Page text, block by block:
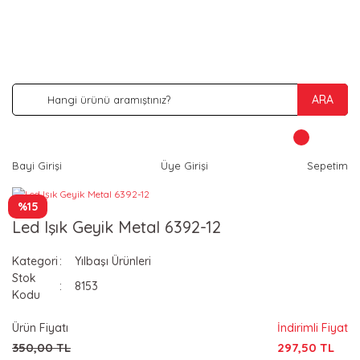
ARA
Bayi Girişi Üye Girişi Sepetim
%15
Led Işık Geyik Metal 6392-12
Kategori
Yılbaşı Ürünleri
Stok
Kodu
8153
Ürün Fiyatı
350,00 TL
İndirimli Fiyat
297,50 TL